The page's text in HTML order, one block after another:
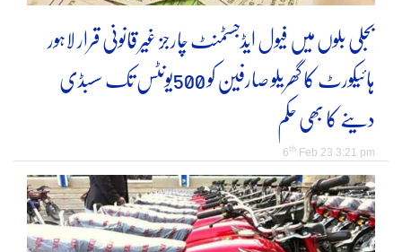
بجلی بلوں میں فیول ایڈجسٹمنٹ چارجز غیر قانونی قرار لاہور
ہائیکورٹ کا گھریلو صارفین کو 500یونٹس تک سسبڈی
دینے کا بھی حکم
6th Feb 23 3:21 pm